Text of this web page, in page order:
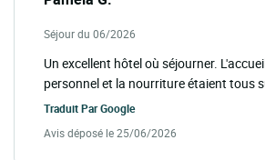
Séjour du 06/2026
Un excellent hôtel où séjourner.
personnel et la nourriture étaient tous
Traduit ParGoogle
Avis déposé le 25/06/2026